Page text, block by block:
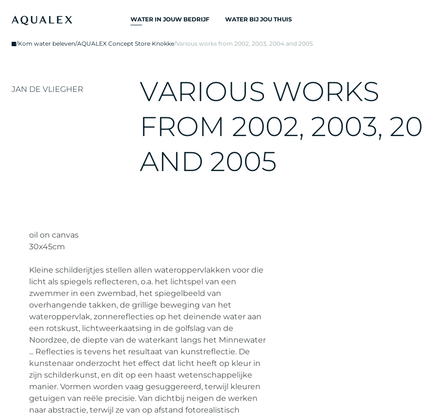
WATER IN JOUW BEDRIJF
ALLE
DRINKWATERSYSTEMEN
KEUKENKRANEN
WATERDISPENSERS
WATERFILTER
WATER BIJ JOU THUIS
/Kom water beleven/AQUALEX Concept Store Knokke/Various works from 2002, 2003, 2004 and 2005
JAN DE VLIEGHER VARIOUS WORKS
FROM 2002, 2003, 20
AND 2005
oil on canvas
30x45cm
Kleine schilderijtjes stellen allen wateroppervlakken voor die
licht als spiegels reflecteren, o.a. het lichtspel van een
zwemmer in een zwembad, het spiegelbeeld van
overhangende takken, de grillige beweging van het
wateroppervlak, zonnereflecties op het deinende water aan
een rotskust, lichtweerkaatsing in de golfslag van de
Noordzee, de diepte van de waterkant langs het Minnewater
... Reflecties is tevens het resultaat van kunstreflectie. De
kunstenaar onderzocht het effect dat licht heeft op kleur in
zijn schilderkunst, en dit op een haast wetenschappelijke
manier. Vormen worden vaag gesuggereerd, terwijl kleuren
getuigen van reële precisie. Van dichtbij neigen de werken
naar abstractie, terwijl ze van op afstand fotorealistisch